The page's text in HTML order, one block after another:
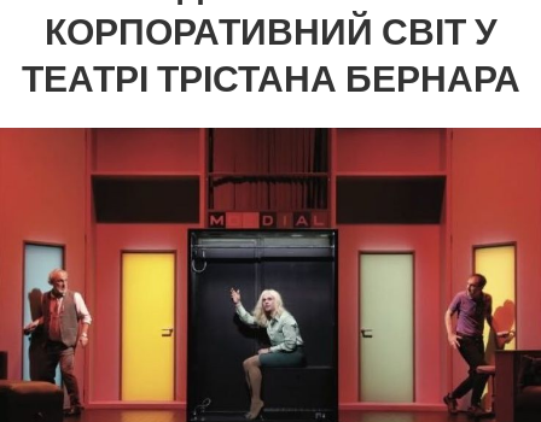
КОРПОРАТИВНИЙ СВІТ У
ТЕАТРІ ТРІСТАНА БЕРНАРА